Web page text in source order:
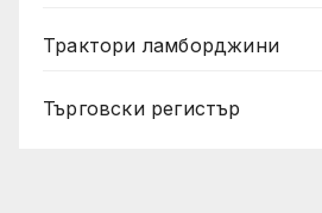
Трактори ламборджини
Търговски регистър